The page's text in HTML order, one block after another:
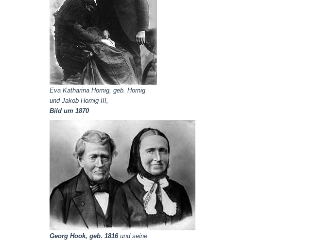
Eva Katharina Hornig, geb. Hornig
und Jakob Hornig III,
Bild um 1870
Georg Hook, geb. 1816 und seine